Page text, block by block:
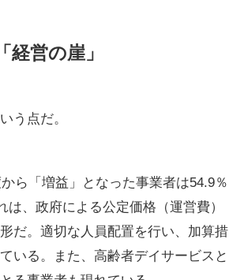
も通園制度」の導入により、保育ニ
園が選別されるようになったのだ。